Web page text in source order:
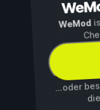
WeMod
...oder